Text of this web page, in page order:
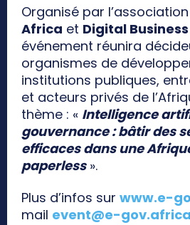
Organisé par l’association
Africa et Digital
événement réunira
organismes de
institutions publiques,
et acteurs privés de
thème : « Intelligence
gouvernance : bâtir des
efficaces dans une
paperless».
Plus d’infos sur www.e-
mail event@e-gov.africa